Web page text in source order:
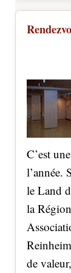
C’est
l’année.
le Land
la
de